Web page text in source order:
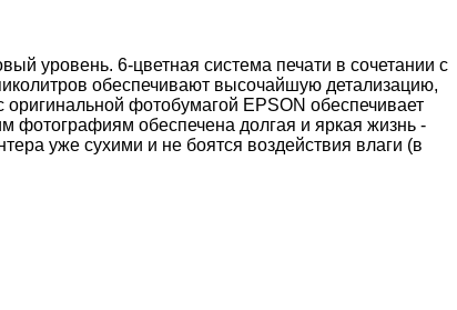
уровень. 6-цветная система печати в сочетании с
обеспечивают высочайшую детализацию,
фотобумагой EPSON обеспечивает
фотографиям обеспечена долгая и яркая жизнь -
уже сухими и не боятся воздействия влаги (в